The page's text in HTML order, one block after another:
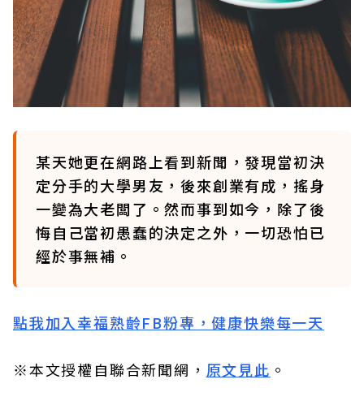
某天她更在網路上看到新聞，發現當初決
定分手的大學男友，後來創業有成，搖身
一變為大老闆了。然而事到如今，除了後
悔自己當初愚蠢的決定之外，一切恐怕已
經於事無補。
點我加入幸福熟齡FB粉專，健康快樂每一天
※本文授權自聯合新聞網， 原文見此 。